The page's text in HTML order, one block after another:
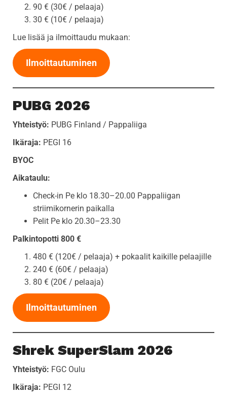
90 € (30€ / pelaaja)
30 € (10€ / pelaaja)
Lue lisää ja ilmoittaudu mukaan:
Ilmoittautuminen
PUBG 2026
Yhteistyö: PUBG Finland / Pappaliiga
Ikäraja: PEGI 16
BYOC
Aikataulu:
Check-in Pe klo 18.30–20.00 Pappaliigan
striimikornerin paikalla
Pelit Pe klo 20.30–23.30
Palkintopotti 800 €
480 € (120€ / pelaaja) + pokaalit kaikille pelaajille
240 € (60€ / pelaaja)
80 € (20€ / pelaaja)
Ilmoittautuminen
Shrek SuperSlam 2026
Yhteistyö: FGC Oulu
Ikäraja: PEGI 12